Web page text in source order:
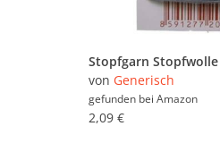
von Generisch
gefunden bei Amazon
2,09 €